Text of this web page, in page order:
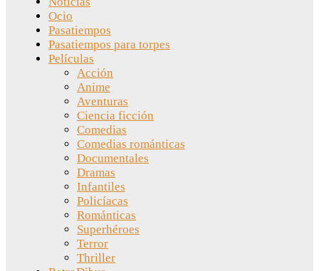
Ocio
Pasatiempos
Pasatiempos para torpes
Películas
Acción
Anime
Aventuras
Ciencia ficción
Comedias
Comedias románticas
Documentales
Dramas
Infantiles
Policíacas
Románticas
Superhéroes
Terror
Thriller